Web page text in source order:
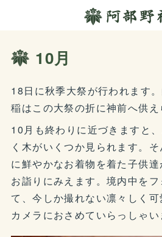
10月
18日に秋季大祭が行われます
稲はこの大祭の折に神前へ供え
10月も終わりに近づきますと
く木がいくつか見られます。
に鮮やかなお着物を着た子供
お詣りにみえます。境内中を
て、今しか撮れない凛々しく
カメラにおさめていらっしゃい